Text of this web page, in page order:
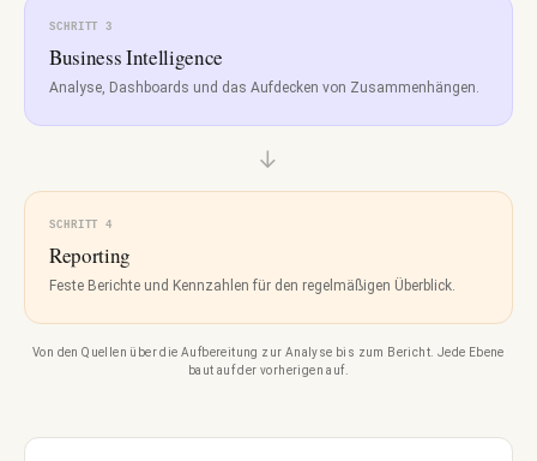
SCHRITT 3
Business Intelligence
Analyse, Dashboards und das Aufdecken von Zusammenhängen.
→
SCHRITT 4
Reporting
Feste Berichte und Kennzahlen für den regelmäßigen Überblick.
Von den Quellen über die Aufbereitung zur Analyse bis zum Bericht. Jede Ebene
baut auf der vorherigen auf.